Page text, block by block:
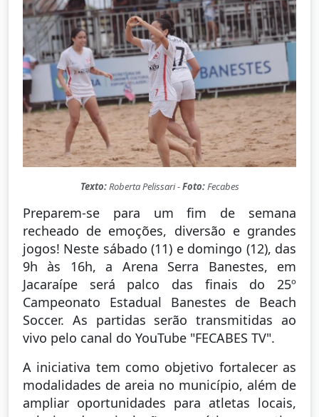
Texto:Roberta Pelissari -Foto:Fecabes
Preparem-se para um fim de semana
recheado de emoções, diversão e grandes
jogos! Neste sábado (11) e domingo (12), das
9h às 16h, a Arena Serra Banestes, em
Jacaraípe será palco das finais do 25º
Campeonato Estadual Banestes de Beach
Soccer. As partidas serão transmitidas ao
vivo pelo canal do YouTube "FECABES TV".
A iniciativa tem como objetivo fortalecer as
modalidades de areia no município, além de
ampliar oportunidades para atletas locais,